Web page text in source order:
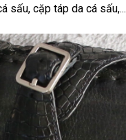
sấu, cặp táp da cá sấu,...